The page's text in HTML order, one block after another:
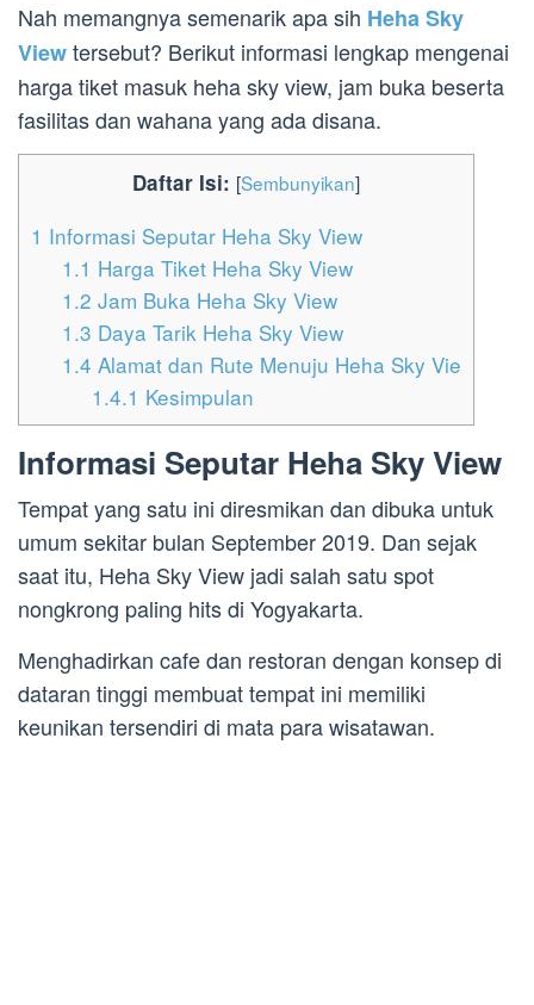
Nah memangnya semenarik apa sih Heha Sky
Viewtersebut? Berikut informasi lengkap mengenai
harga tiket masuk heha sky view, jam buka beserta
fasilitas dan wahana yang ada disana.
Daftar Isi: [Sembunyikan]
1 Informasi Seputar Heha Sky View
1.1 Harga Tiket Heha Sky View
1.2 Jam Buka Heha Sky View
1.3 Daya Tarik Heha Sky View
1.4 Alamat dan Rute Menuju Heha Sky Vie
1.4.1 Kesimpulan
Informasi Seputar Heha Sky View
Tempat yang satu ini diresmikan dan dibuka untuk
umum sekitar bulan September 2019. Dan sejak
saat itu, Heha Sky View jadi salah satu spot
nongkrong paling hits di Yogyakarta.
Menghadirkan cafe dan restoran dengan konsep di
dataran tinggi membuat tempat ini memiliki
keunikan tersendiri di mata para wisatawan.